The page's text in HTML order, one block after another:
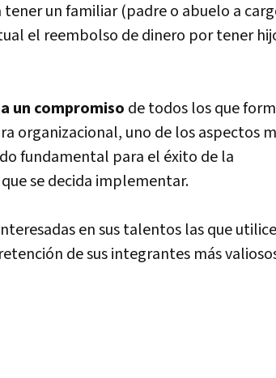
un familiar (padre o abuelo a
el reembolso de dinero por tener
un compromiso de todos los que
organizacional, uno de los aspectos
fundamental para el éxito de la
se decida implementar.
en sus talentos las que
de sus integrantes más